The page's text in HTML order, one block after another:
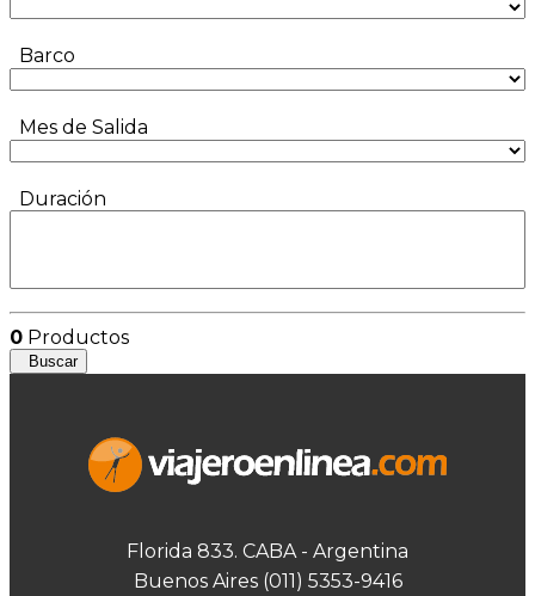
Barco
Mes de Salida
Duración
0 Productos
Buscar
Florida 833. CABA - Argentina
Buenos Aires (011) 5353-9416